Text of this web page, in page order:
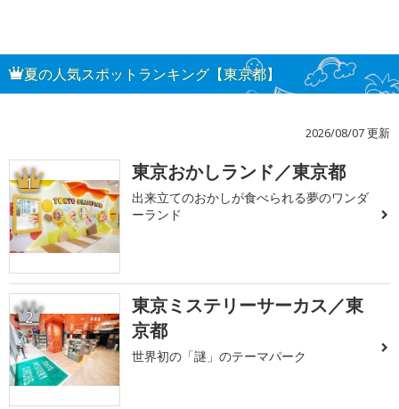
夏の人気スポットランキング【東京都】
2026/08/07 更新
1 東京おかしランド／東京都
出来立てのおかしが食べられる夢のワンダ
ーランド
2
東京ミステリーサーカス／東
京都
世界初の「謎」のテーマパーク